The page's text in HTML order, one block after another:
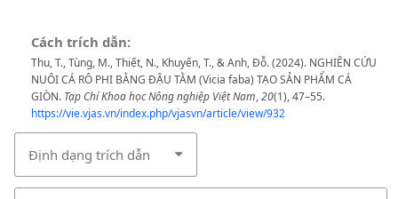
Cách trích dẫn:
Thu, T., Tùng, M., Thiết, N., Khuyến, T., & Anh, Đỗ. (2024). NGHIÊN CỨU
NUÔI CÁ RÔ PHI BẰNG ĐẬU TẰM (Vicia faba) TẠO SẢN PHẨM CÁ
GIÒN. Tạp Chí Khoa học Nông nghiệp Việt Nam,20(1), 47–55.
https://vie.vjas.vn/index.php/vjasvn/article/view/932
Định dạng trích dẫn